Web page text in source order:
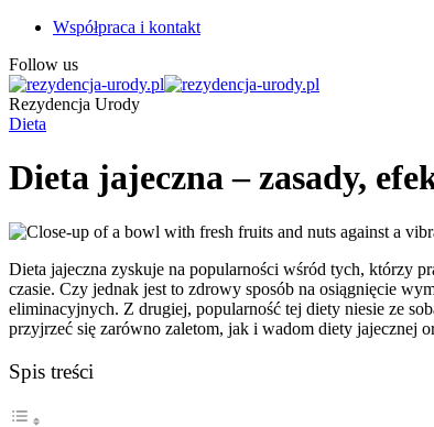
Współpraca i kontakt
Follow us
Rezydencja Urody
Dieta
Dieta jajeczna – zasady,
Dieta jajeczna zyskuje na popularności wśród tych, którzy
czasie. Czy jednak jest to zdrowy sposób na osiągnięcie
eliminacyjnych. Z drugiej, popularność tej diety niesie ze
przyjrzeć się zarówno zaletom, jak i wadom diety jajecznej
Spis treści